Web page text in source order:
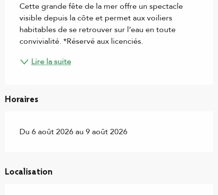
Cette grande fête de la mer offre un spectacle
visible depuis la côte et permet aux voiliers
habitables de se retrouver sur l’eau en toute
convivialité. *Réservé aux licenciés.
Lire la suite
Horaires
Du 6 août 2026 au 9 août 2026
Localisation